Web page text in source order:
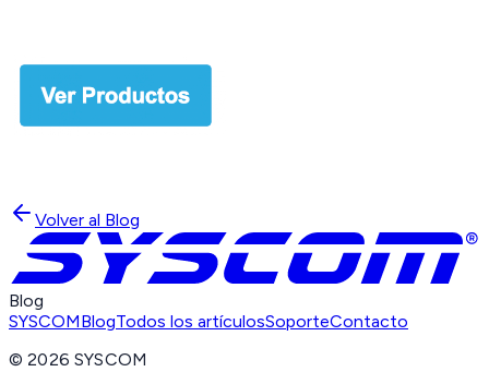
Volver al Blog
Blog
SYSCOMBlogTodos los artículosSoporteContacto
©2026 SYSCOM